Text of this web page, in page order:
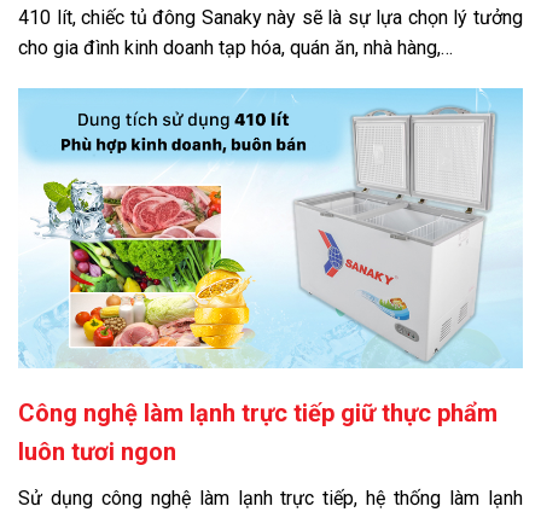
Không có kính
Kích thước, khối lượng:
Loại Gas:
R600a
Độ ồn:
< 50 dB
Thương hiệu của:
Việt Nam
Sản xuất tại:
Việt Nam
Năm ra mắt:
Hãng:
Sanaky.Xem thông tin hãng
410 lít, chiếc tủ đông Sanaky này sẽ là sự lựa chọn lý tưởng
cho gia đình kinh doanh tạp hóa, quán ăn, nhà hàng,…
Công nghệ làm lạnh trực tiếp giữ thực phẩm
luôn tươi ngon
Sử dụng công nghệ làm lạnh trực tiếp, hệ thống làm lạnh